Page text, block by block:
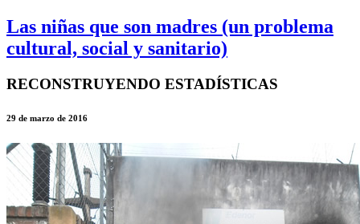
Las niñas que son madres (un problema
cultural, social y sanitario)
RECONSTRUYENDO ESTADÍSTICAS
29 de marzo de 2016